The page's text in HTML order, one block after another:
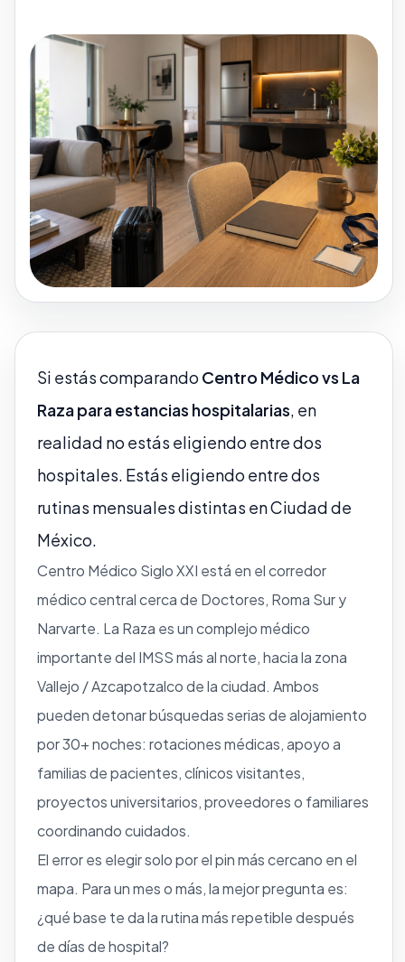
Si estás comparando Centro Médico vs La
Raza para estancias hospitalarias, en
realidad no estás eligiendo entre dos
hospitales. Estás eligiendo entre dos
rutinas mensuales distintas en Ciudad de
México.
Centro Médico Siglo XXI está en el corredor
médico central cerca de Doctores, Roma Sur y
Narvarte. La Raza es un complejo médico
importante del IMSS más al norte, hacia la zona
Vallejo / Azcapotzalco de la ciudad. Ambos
pueden detonar búsquedas serias de alojamiento
por 30+ noches: rotaciones médicas, apoyo a
familias de pacientes, clínicos visitantes,
proyectos universitarios, proveedores o familiares
coordinando cuidados.
El error es elegir solo por el pin más cercano en el
mapa. Para un mes o más, la mejor pregunta es:
¿qué base te da la rutina más repetible después
de días de hospital?